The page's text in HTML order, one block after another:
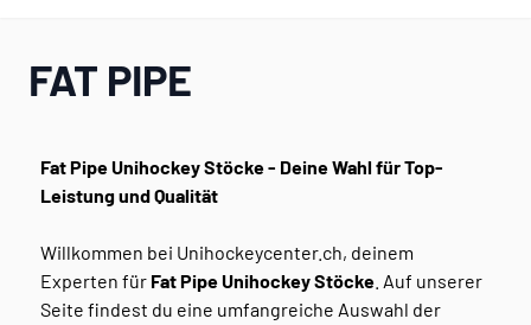
FAT PIPE
Fat Pipe Unihockey Stöcke - Deine Wahl für Top-
Leistung und Qualität
Willkommen bei Unihockeycenter.ch, deinem
Experten für Fat Pipe Unihockey Stöcke . Auf unserer
Seite findest du eine umfangreiche Auswahl der